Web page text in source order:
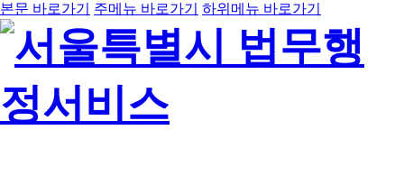
본문 바로가기 주메뉴 바로가기 하위메뉴 바로가기